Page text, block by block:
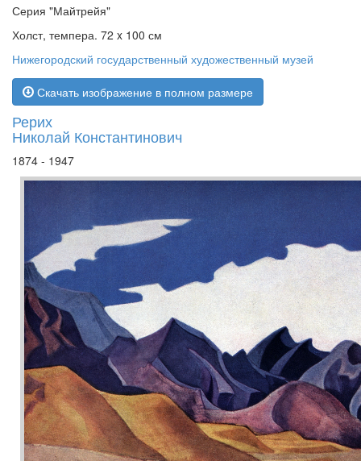
Серия "Майтрейя"
Холст, темпера. 72 x 100 см
Нижегородский государственный художественный музей
Скачать изображение в полном размере
Рерих
Николай Константинович
1874 - 1947